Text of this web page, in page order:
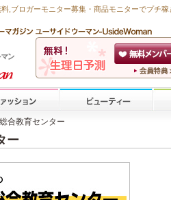
料 ,ブロガーモニター募集・商品モニターでプチ稼
合教育センター
ー